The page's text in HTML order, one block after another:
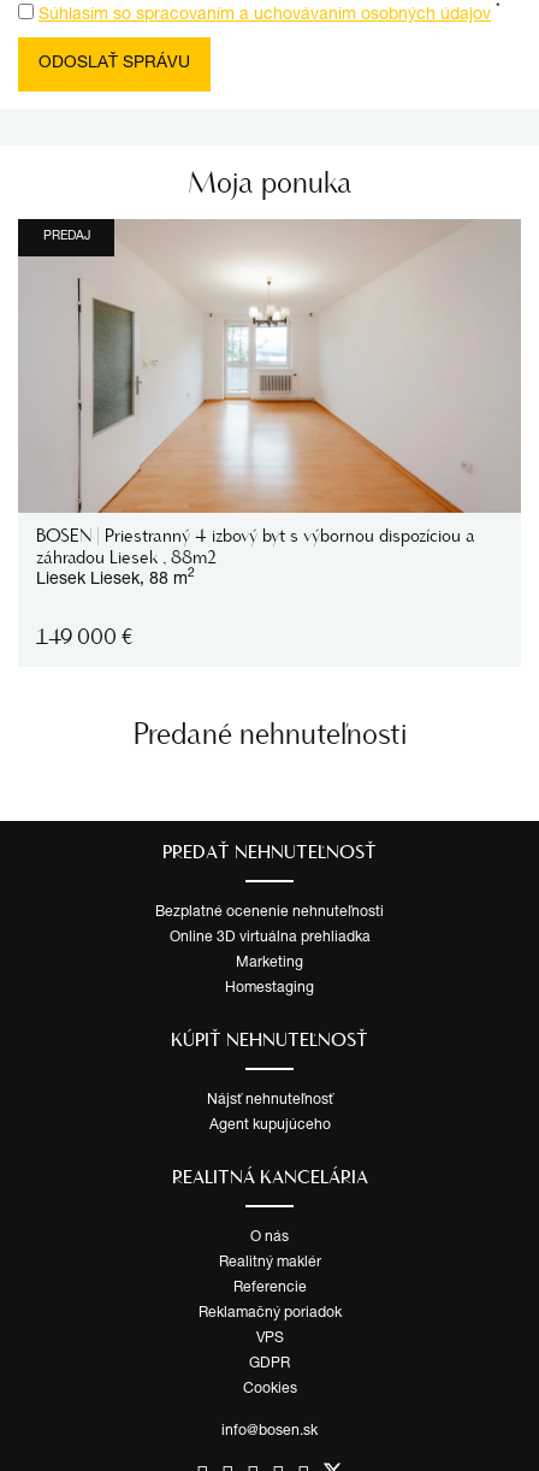
Súhlasím so spracovaním a uchovávaním osobných údajov *
Moja ponuka
PREDAJ
BOSEN | Priestranný 4 izbový byt s výbornou dispozíciou a
záhradou Liesek , 88m2
Liesek Liesek, 88 m2
149 000 €
Predané nehnuteľnosti
PREDAŤ NEHNUTEĽNOSŤ
Bezplatné ocenenie nehnuteľnosti
Online 3D virtuálna prehliadka
Marketing
Homestaging
KÚPIŤ NEHNUTEĽNOSŤ
Nájsť nehnuteľnosť
Agent kupujúceho
REALITNÁ KANCELÁRIA
O nás
Realitný maklér
Referencie
Reklamačný poriadok
VPS
GDPR
Cookies
info@bosen.sk